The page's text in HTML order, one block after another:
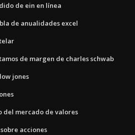
de ein en línea
de anualidades excel
de margen de charles schwab
jones
del mercado de valores
acciones